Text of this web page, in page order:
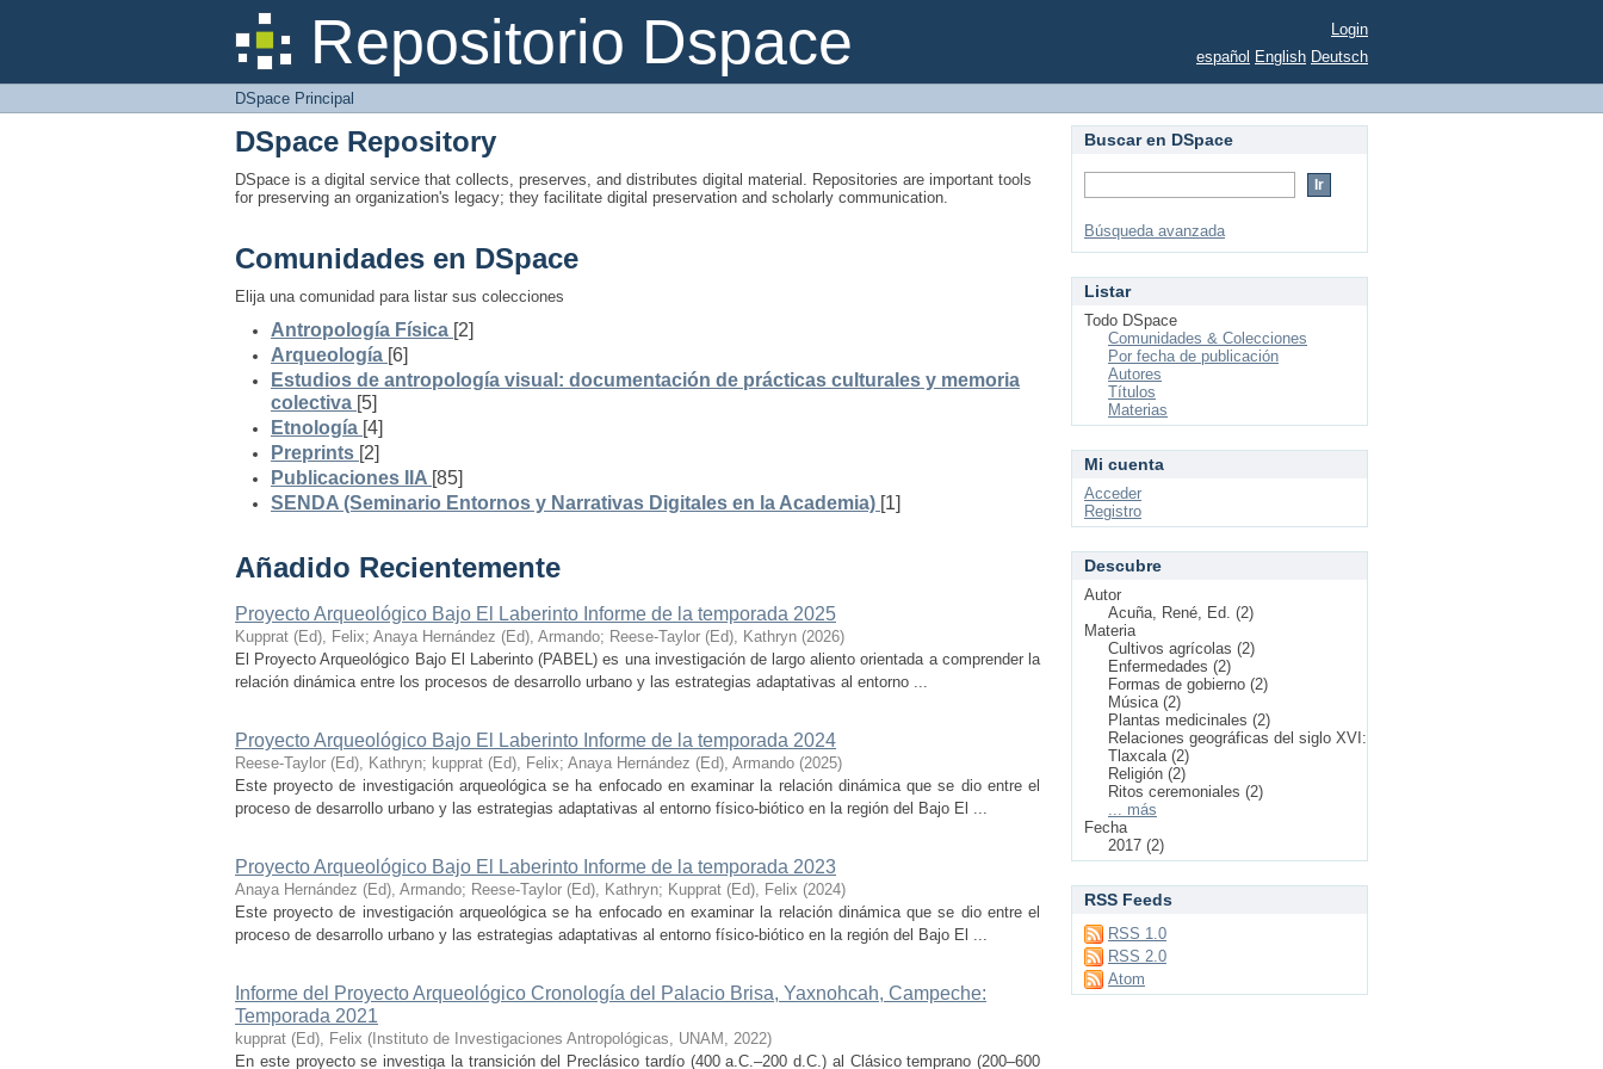
Repositorio Dspace
DSpace Principal
Login
español English Deutsch
DSpace Principal
DSpace Repository
DSpace is a digital service that collects, preserves, and distributes digital material. Repositories are important tools
for preserving an organization's legacy; they facilitate digital preservation and scholarly communication.
Comunidades en DSpace
Elija una comunidad para listar sus colecciones
Antropología Física [2]
Arqueología [6]
Estudios de antropología visual: documentación de prácticas culturales y memoria
colectiva [5]
Etnología [4]
Preprints [2]
Publicaciones IIA [85]
SENDA (Seminario Entornos y Narrativas Digitales en la Academia) [1]
Añadido Recientemente
Proyecto Arqueológico Bajo El Laberinto Informe de la temporada 2025
Kupprat (Ed), Felix; Anaya Hernández (Ed), Armando; Reese-Taylor (Ed), Kathryn (2026)
El Proyecto Arqueológico Bajo El Laberinto (PABEL) es una investigación de largo aliento orientada a comprender la
relación dinámica entre los procesos de desarrollo urbano y las estrategias adaptativas al entorno ...
Proyecto Arqueológico Bajo El Laberinto Informe de la temporada 2024
Reese-Taylor (Ed), Kathryn; kupprat (Ed), Felix; Anaya Hernández (Ed), Armando (2025)
Este proyecto de investigación arqueológica se ha enfocado en examinar la relación dinámica que se dio entre el
proceso de desarrollo urbano y las estrategias adaptativas al entorno físico-biótico en la región del Bajo El ...
Proyecto Arqueológico Bajo El Laberinto Informe de la temporada 2023
Anaya Hernández (Ed), Armando; Reese-Taylor (Ed), Kathryn; Kupprat (Ed), Felix (2024)
Este proyecto de investigación arqueológica se ha enfocado en examinar la relación dinámica que se dio entre el
proceso de desarrollo urbano y las estrategias adaptativas al entorno físico-biótico en la región del Bajo El ...
Informe del Proyecto Arqueológico Cronología del Palacio Brisa, Yaxnohcah, Campeche:
Temporada 2021
kupprat (Ed), Felix ( Instituto de Investigaciones Antropológicas, UNAM , 2022)
En este proyecto se investiga la transición del Preclásico tardío (400 a.C.–200 d.C.) al Clásico temprano (200–600
Buscar en DSpace
Búsqueda avanzada
Listar
Todo DSpace
Comunidades & Colecciones
Por fecha de publicación
Autores
Títulos
Materias
Mi cuenta
Acceder
Registro
Descubre
Autor
Acuña, René, Ed. (2)
Materia
Cultivos agrícolas (2)
Enfermedades (2)
Formas de gobierno (2)
Música (2)
Plantas medicinales (2)
Relaciones geográficas del siglo XVI:
Tlaxcala (2)
Religión (2)
Ritos ceremoniales (2)
... más
Fecha
2017 (2)
RSS Feeds
RSS 1.0
RSS 2.0
Atom